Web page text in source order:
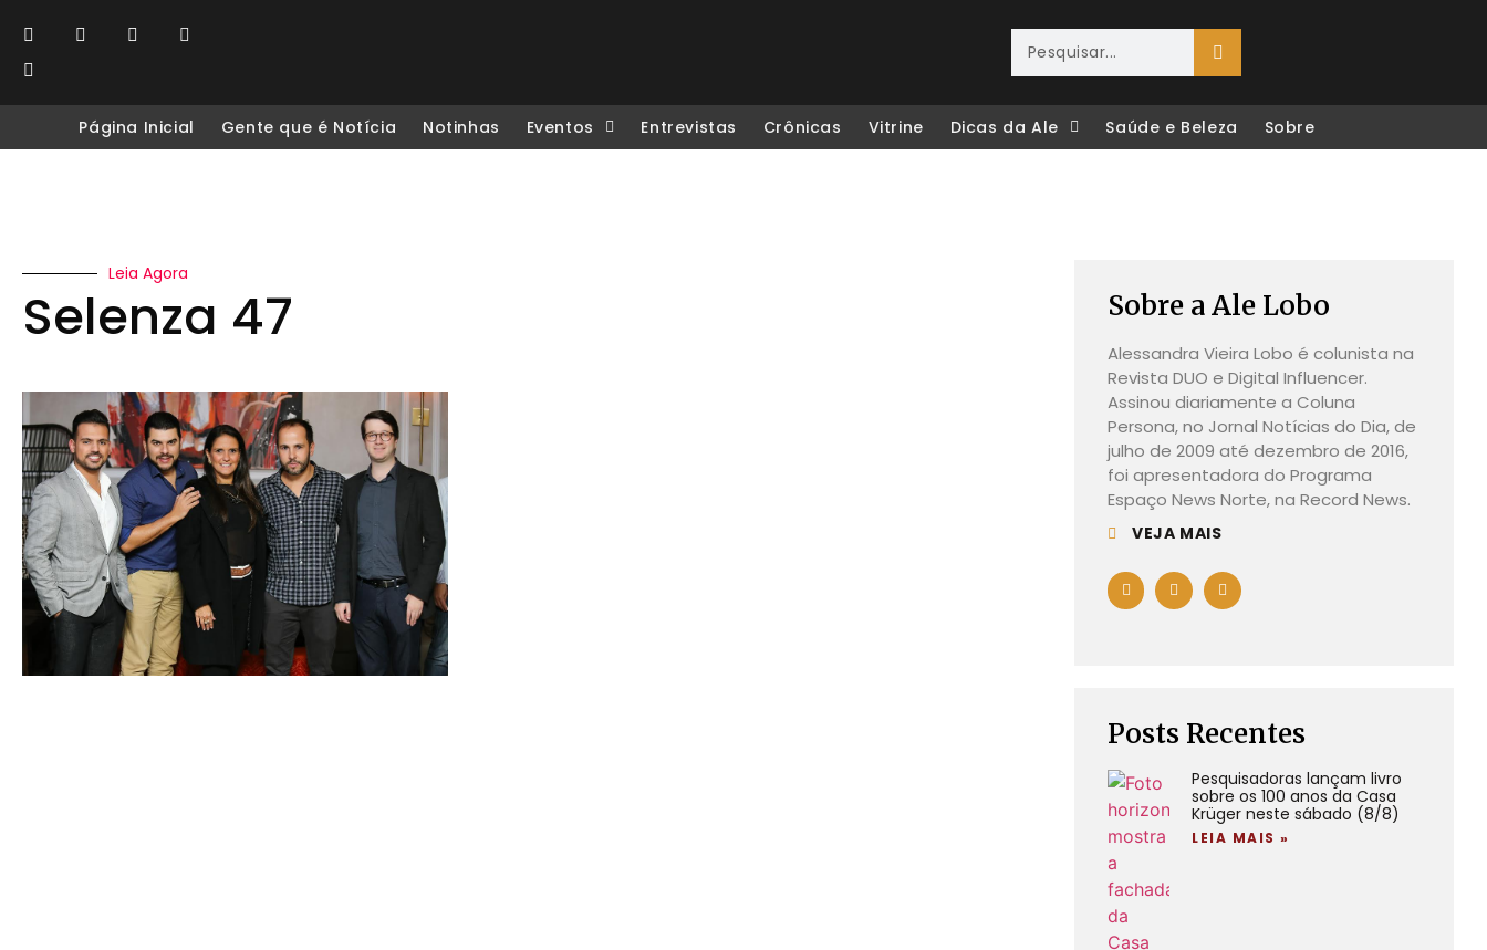
Página Inicial Gente que é Notícia Notinhas Eventos Entrevistas Crônicas Vitrine Dicas da Ale Saúde e Beleza Sobre
Leia Agora
Selenza 47 Sobre a Ale Lobo
Alessandra Vieira Lobo é colunista na
Revista DUO e Digital Influencer.
Assinou diariamente a Coluna
Persona, no Jornal Notícias do Dia, de
julho de 2009 até dezembro de 2016,
foi apresentadora do Programa
Espaço News Norte, na Record News.
VEJA MAIS
Posts Recentes
Pesquisadoras lançam livro
sobre os 100 anos da Casa
Krüger neste sábado (8/8)
LEIA MAIS »